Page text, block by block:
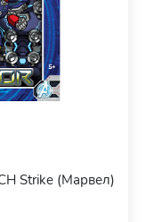
Strike (Марвел)